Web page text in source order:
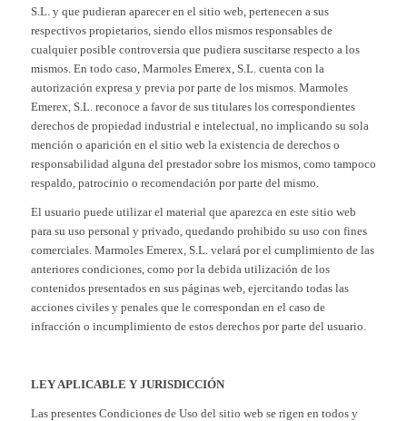
S.L. y que pudieran aparecer en el sitio web, pertenecen a sus
respectivos propietarios, siendo ellos mismos responsables de
cualquier posible controversia que pudiera suscitarse respecto a los
mismos. En todo caso, Marmoles Emerex, S.L. cuenta con la
autorización expresa y previa por parte de los mismos. Marmoles
Emerex, S.L. reconoce a favor de sus titulares los correspondientes
derechos de propiedad industrial e intelectual, no implicando su sola
mención o aparición en el sitio web la existencia de derechos o
responsabilidad alguna del prestador sobre los mismos, como tampoco
respaldo, patrocinio o recomendación por parte del mismo.
El usuario puede utilizar el material que aparezca en este sitio web
para su uso personal y privado, quedando prohibido su uso con fines
comerciales. Marmoles Emerex, S.L. velará por el cumplimiento de las
anteriores condiciones, como por la debida utilización de los
contenidos presentados en sus páginas web, ejercitando todas las
acciones civiles y penales que le correspondan en el caso de
infracción o incumplimiento de estos derechos por parte del usuario.
LEY APLICABLE Y JURISDICCIÓN
Las presentes Condiciones de Uso del sitio web se rigen en todos y